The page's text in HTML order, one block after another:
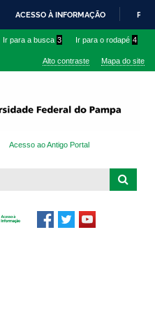
IR
ACESSO À INFORMAÇÃO
Ir para a busca 3 Ir para o rodapé 4
Alto contraste Mapa do site
Acesso ao Antigo Portal